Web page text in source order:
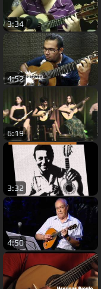
3:34
4:52
6:19
3:32
4:50